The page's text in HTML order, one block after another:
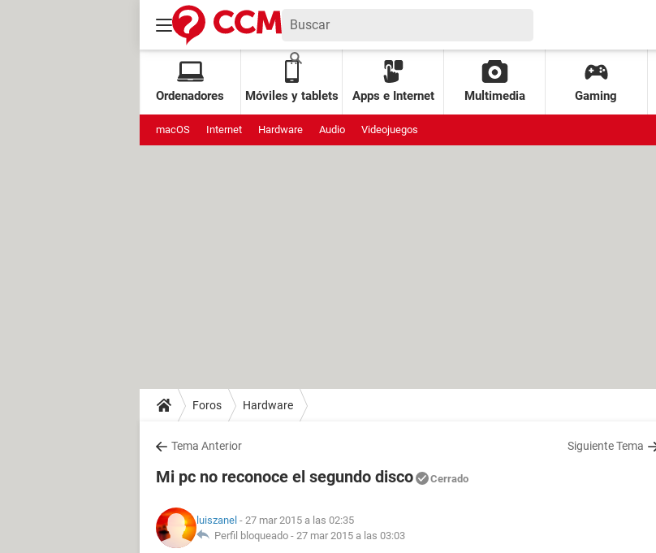
Ordenadores Móviles y tablets Apps e Internet Multimedia Gaming
macOS Internet Hardware Audio Videojuegos
Foros Hardware
Tema Anterior Siguiente Tema
Mi pc no reconoce el segundo disco Cerrado
luiszanel - 27 mar 2015 a las 02:35
Perfil bloqueado - 27 mar 2015 a las 03:03